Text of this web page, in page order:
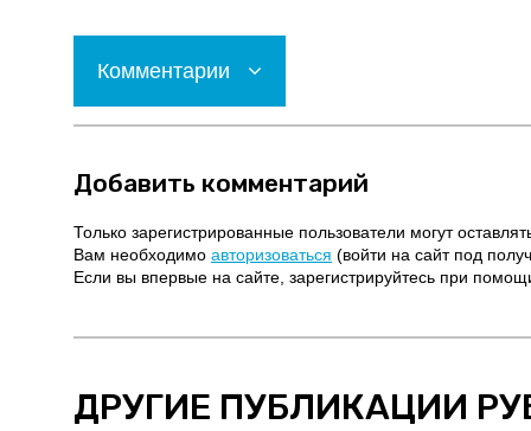
Комментарии
Добавить комментарий
Только зарегистрированные пользователи могут
Вам необходимо авторизоваться (войти на сайт под
Если вы впервые на сайте, зарегистрируйтесь при
ДРУГИЕ ПУБЛИКАЦИИ